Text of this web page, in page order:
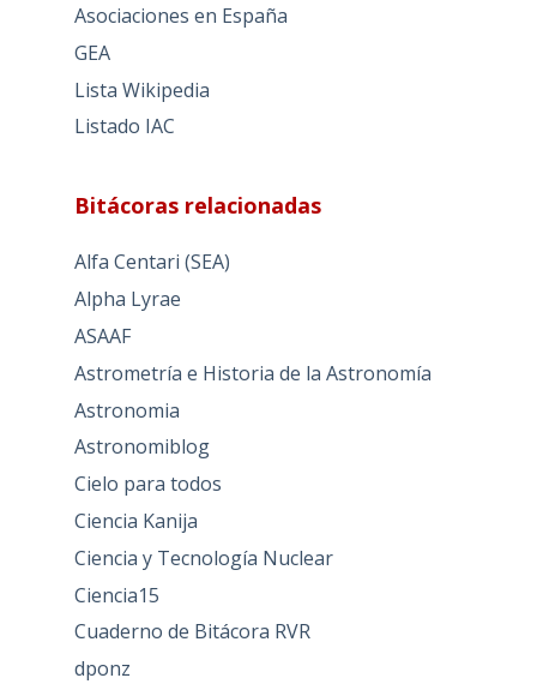
Asociaciones en España
GEA
Lista Wikipedia
Listado IAC
Bitácoras relacionadas
Alfa Centari (SEA)
Alpha Lyrae
ASAAF
Astrometría e Historia de la Astronomía
Astronomia
Astronomiblog
Cielo para todos
Ciencia Kanija
Ciencia y Tecnología Nuclear
Ciencia15
Cuaderno de Bitácora RVR
dponz